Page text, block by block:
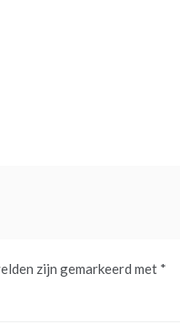
zijn gemarkeerd met *